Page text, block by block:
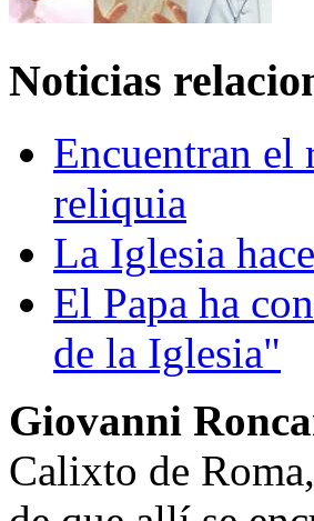
Noticias
Encuentran el
reliquia
La Iglesia
El Papa ha
de la Iglesia"
Giovanni
Calixto de